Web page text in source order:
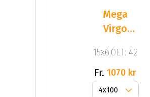
Mega
Virgo
15x6.0ET: 42
Fr. 1070 kr